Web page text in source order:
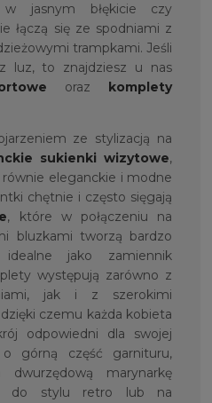
w jasnym błękicie czy
łączą się ze spodniami z
trampkami. Jeśli
luz, to znajdziesz u nas
oraz komplety
ze stylizacją na
sukienki wizytowe,
eleganckie i modne
chętnie i często sięgają
, które w połączeniu na
bluzkami tworzą bardzo
jako zamiennik
występują zarówno z
jak i z szerokimi
czemu każda kobieta
odpowiedni dla swojej
górną część garnituru,
marynarkę
do stylu retro lub na